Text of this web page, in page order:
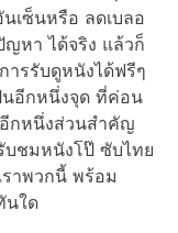
เซ็นหรือ ลดเบลอ
ญหา ได้จริง แล้วก็
ารรับดูหนังได้ฟรีๆ
นอีกหนึ่งจุด ที่ค่อน
อีกหนึ่งส่วนสำคัญ
บชมหนังโป๊ ซับไทย
าพวกนี้ พร้อม
นใด